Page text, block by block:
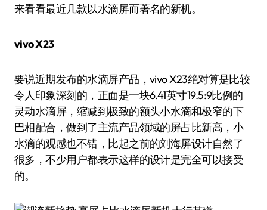
来看看最近几款以水滴屏而著名的新机。
vivo X23
要说近期发布的水滴屏产品，vivo X23绝对算是比较
令人印象深刻的，正面是一块6.41英寸19.5:9比例的
灵动水滴屏，缩减到极致的额头小水滴和极窄的下
巴相配合，做到了主流产品领域的屏占比新高，小
水滴的观感也不错，比起之前的刘海屏设计自然了
很多，不少用户都表示这样的设计是完全可以接受
的。